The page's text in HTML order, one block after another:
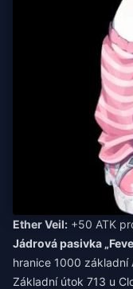
Ether Veil: +50 ATK
Jádrová pasivka
hranice 1000 základní
Základní útok 713 u